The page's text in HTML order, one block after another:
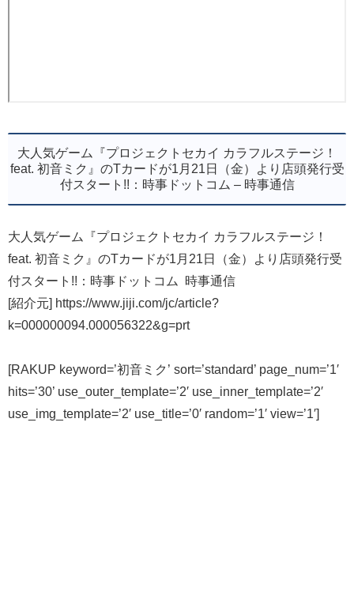
大人気ゲーム『プロジェクトセカイ カラフルステージ！
feat. 初音ミク』のTカードが1月21日（金）より店頭発行受
付スタート!!：時事ドットコム – 時事通信
大人気ゲーム『プロジェクトセカイ カラフルステージ！
feat. 初音ミク』のTカードが1月21日（金）より店頭発行受
付スタート!!：時事ドットコム 時事通信
[紹介元] https://www.jiji.com/jc/article?
k=000000094.000056322&g=prt
[RAKUP keyword=’初音ミク’ sort=’standard’ page_num=’1′
hits=’30’ use_outer_template=’2′ use_inner_template=’2′
use_img_template=’2′ use_title=’0′ random=’1′ view=’1′]